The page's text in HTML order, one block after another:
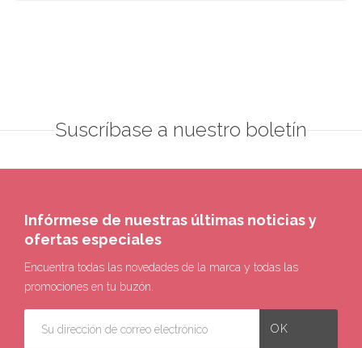
Suscríbase a nuestro boletín
Infórmese de nuestras últimas noticias y
ofertas especiales
Encuentra todas las novedades de la marca y todas las
promociones en tu buzón.